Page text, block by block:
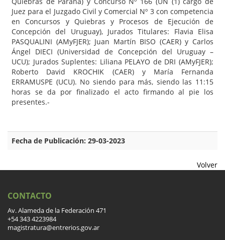
Juez para el Juzgado Civil y Comercial Nº 3 con competencia
en Concursos y Quiebras y Procesos de Ejecución de
Concepción del Uruguay), Jurados Titulares: Flavia Elisa
PASQUALINI (AMyFJER); Juan Martín BISO (CAER) y Carlos
Ángel DIECI (Universidad de Concepción del Uruguay –
UCU); Jurados Suplentes: Liliana PELAYO de DRI (AMyFJER);
Roberto David KROCHIK (CAER) y María Fernanda
ERRAMUSPE (UCU). No siendo para más, siendo las 11:15
horas se da por finalizado el acto firmando al pie los
presentes.-
Fecha de Publicación: 29-03-2023
Volver
CONTACTO
Av. Alameda de la Federación 471
+54 343 4223984
magistratura@entrerios.gov.ar